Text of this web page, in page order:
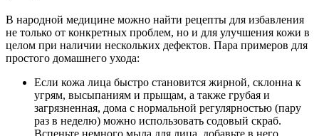
В народной медицине можно найти рецепты для избавления
не только от конкретных проблем, но и для улучшения кожи в
целом при наличии нескольких дефектов. Пара примеров для
простого домашнего ухода:
Если кожа лица быстро становится жирной, склонна к
угрям, высыпаниям и прыщам, а также грубая и
загрязненная, дома с нормальной регулярностью (пару
раз в неделю) можно использовать содовый скраб.